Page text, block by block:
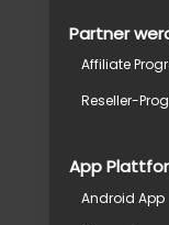
Partner
Affiliate
Reseller-
App
Android App